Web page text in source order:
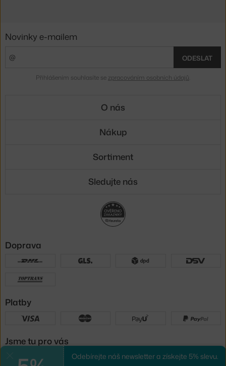
Odebírejte náš newsletter a získejte 5% slevu.
Novinky e-mailem
ODESLAT
Přihlášením souhlasíte se zpracováním osobních údajů
O nás
Nákup
Sortiment
Sledujte nás
Doprava
Platby
Jsme tu pro vás